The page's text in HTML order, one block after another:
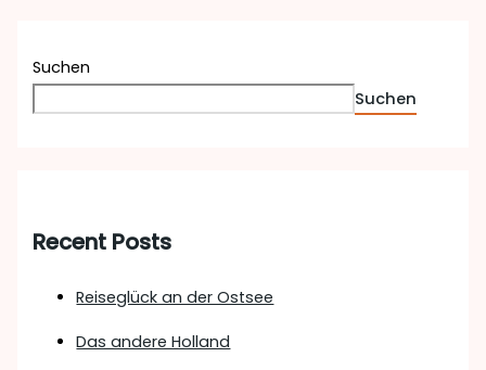
Suchen
Suchen
Recent Posts
Reiseglück an der Ostsee
Das andere Holland